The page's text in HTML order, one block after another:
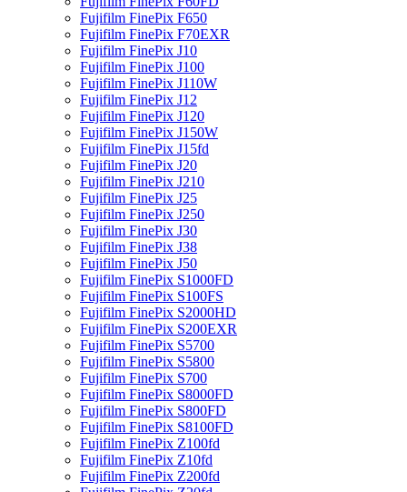
Fujifilm FinePix F650
Fujifilm FinePix F70EXR
Fujifilm FinePix J10
Fujifilm FinePix J100
Fujifilm FinePix J110W
Fujifilm FinePix J12
Fujifilm FinePix J120
Fujifilm FinePix J150W
Fujifilm FinePix J15fd
Fujifilm FinePix J20
Fujifilm FinePix J210
Fujifilm FinePix J25
Fujifilm FinePix J250
Fujifilm FinePix J30
Fujifilm FinePix J38
Fujifilm FinePix J50
Fujifilm FinePix S1000FD
Fujifilm FinePix S100FS
Fujifilm FinePix S2000HD
Fujifilm FinePix S200EXR
Fujifilm FinePix S5700
Fujifilm FinePix S5800
Fujifilm FinePix S700
Fujifilm FinePix S8000FD
Fujifilm FinePix S800FD
Fujifilm FinePix S8100FD
Fujifilm FinePix Z100fd
Fujifilm FinePix Z10fd
Fujifilm FinePix Z200fd